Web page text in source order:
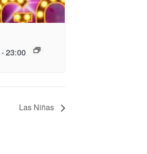
-23:00
Las Niñas